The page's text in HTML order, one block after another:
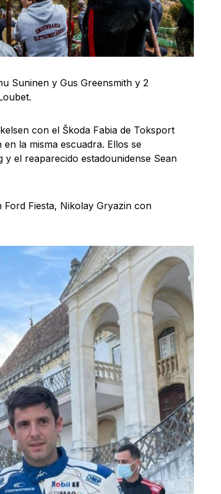
Suninen y Gus Greensmith y 2
con el Škoda Fabia de Toksport
la misma escuadra. Ellos se
el reaparecido estadounidense Sean
Fiesta, Nikolay Gryazin con